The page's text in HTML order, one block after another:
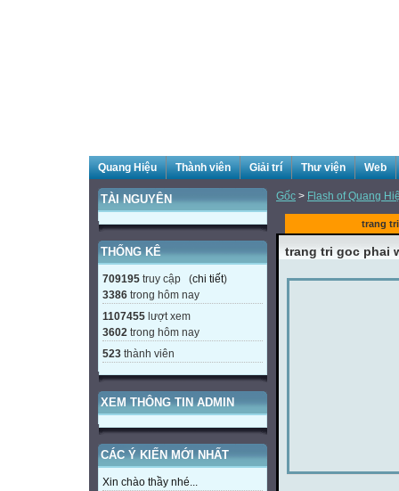
Quang Hiệu Thành viên Giải trí Thư viện Web
TÀI NGUYÊN
THỐNG KÊ
709195 truy cập (chi tiết)
3386 trong hôm nay
1107455 lượt xem
3602 trong hôm nay
523 thành viên
XEM THÔNG TIN ADMIN
CÁC Ý KIẾN MỚI NHẤT
Xin chào thầy nhé...
Gốc > Flash of Quang
trang
trang tri goc phai